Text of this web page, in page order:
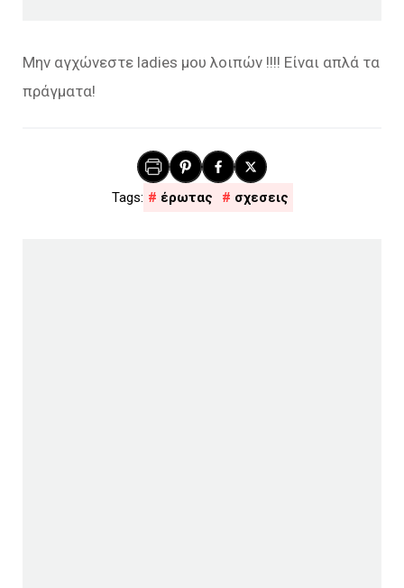
Μην αγχώνεστε ladies μου λοιπών !!!! Είναι απλά τα
πράγματα!
έρωτας σχεσεις